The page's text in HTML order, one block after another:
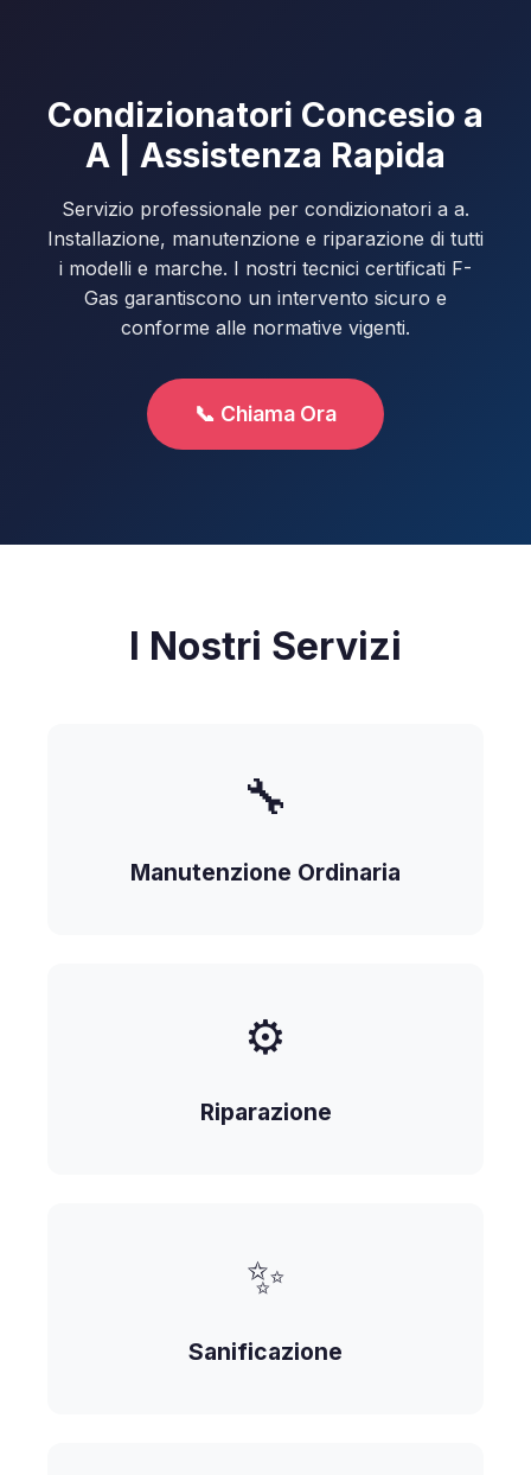
Condizionatori Concesio a
A | Assistenza Rapida
Servizio professionale per condizionatori a a.
Installazione, manutenzione e riparazione di tutti
i modelli e marche. I nostri tecnici certificati F-
Gas garantiscono un intervento sicuro e
conforme alle normative vigenti.
📞 Chiama Ora
I Nostri Servizi
🔧
Manutenzione Ordinaria
⚙️
Riparazione
✨
Sanificazione